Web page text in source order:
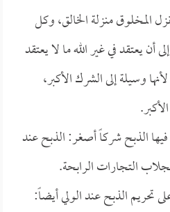
المخلوق منزلة الخالق، وكل
أن يعتقد في غير الله ما لا يعتقد
وسيلة إلى الشرك الأكبر،
الذبح شركاً أصغر: الذبح عند
التجارات الرابحة.
تحريم الذبح عند الولي أيضاً: